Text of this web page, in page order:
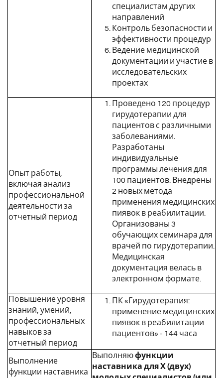
специалистам других
направлений
Контроль безопасности и
эффективности процедур
Ведение медицинской
документации и участие в
исследовательских
проектах
Опыт работы,
включая анализ
профессиональной
деятельности за
отчетный период
Проведено 120 процедур
гирудотерапии для
пациентов с различными
заболеваниями.
Разработаны
индивидуальные
программы лечения для
100 пациентов. Внедрены
2 новых метода
применения медицинских
пиявок в реабилитации.
Организованы 3
обучающих семинара для
врачей по гирудотерапии.
Медицинская
документация велась в
электронном формате.
Повышение уровня
знаний, умений,
профессиональных
навыков за
отчетный период
ПК «Гирудотерапия:
применение медицинских
пиявок в реабилитации
пациентов» - 144 часа
Выполнение
функции наставника
Выполняюфункции
наставника для Х (двух)